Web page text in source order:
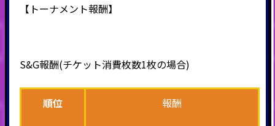
【トーナメント報酬】
S&G報酬(チケット消費枚数1枚の場合)
順位 報酬